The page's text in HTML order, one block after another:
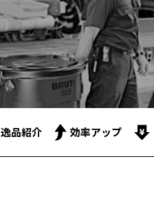
逸品紹介 効率アップ